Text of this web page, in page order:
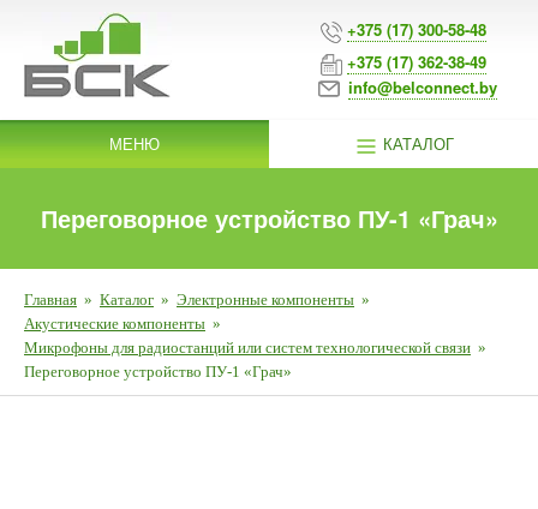
+375 (17) 300-58-48
+375 (17) 362-38-49
info@belconnect.by
МЕНЮ КАТАЛОГ
Переговорное устройство ПУ-1 «Грач»
Главная » Каталог » Электронные компоненты »
Акустические компоненты »
Микрофоны для радиостанций или систем технологической связи »
Переговорное устройство ПУ-1 «Грач»